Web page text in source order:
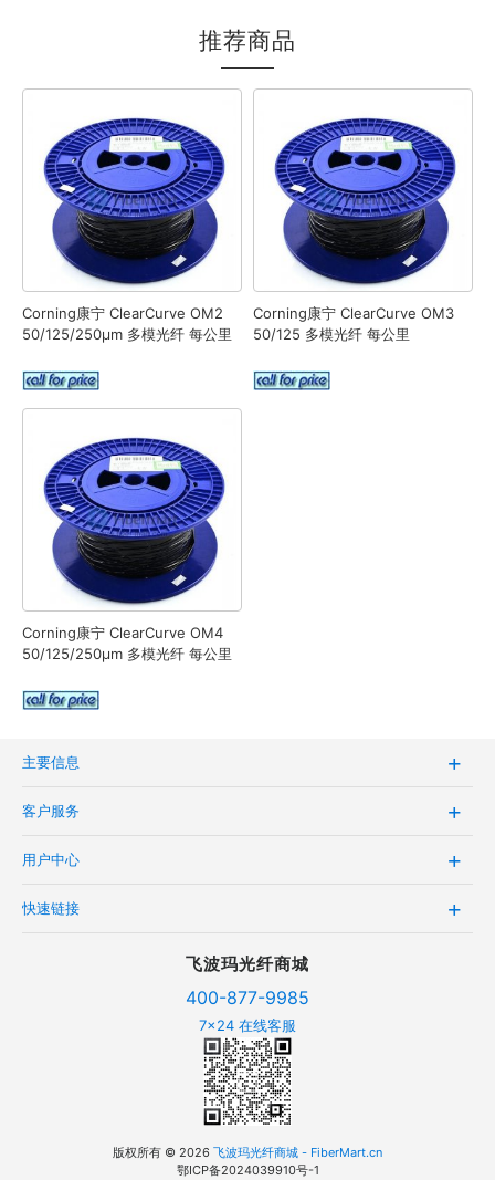
推荐商品
Corning康宁 ClearCurve OM2
50/125/250µm 多模光纤 每公里
Corning康宁 ClearCurve OM3
50/125 多模光纤 每公里
Corning康宁 ClearCurve OM4
50/125/250µm 多模光纤 每公里
主要信息
客户服务
用户中心
快速链接
飞波玛光纤商城
400-877-9985
7x24 在线客服
版权所有 © 2026 飞波玛光纤商城 - FiberMart.cn
鄂ICP备2024039910号-1